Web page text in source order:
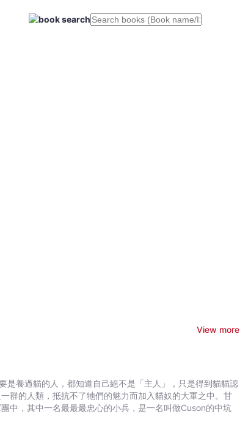
View more
是養過貓的人，都知道自己絕不是「主人」，只是得到貓貓認